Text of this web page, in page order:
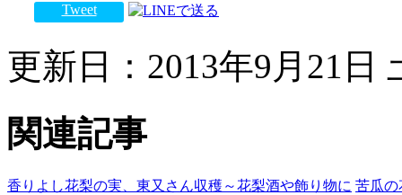
Tweet
更新日：2013年9月21日
関連記事
香りよし花梨の実、東又さん収穫～花梨酒や飾り物に 苦瓜